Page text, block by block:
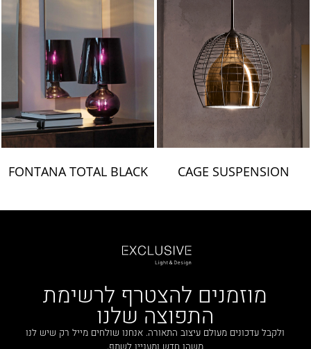
CAGE SUSPENSION
FONTANA TOTAL BLACK
מוזמנים להצטרף לרשימת
התפוצה שלנו
ולקבל עדכונים מעולם עיצוב התאורה. אנחנו שולחים מייל רק שיש לנו
משהו חדש ומעניין לשתף.